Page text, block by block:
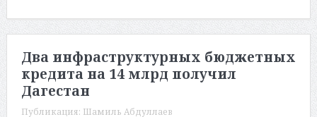
Два инфраструктурных бюджетных
кредита на 14 млрд получил
Дагестан
Публикация: Шамиль Абдуллаев